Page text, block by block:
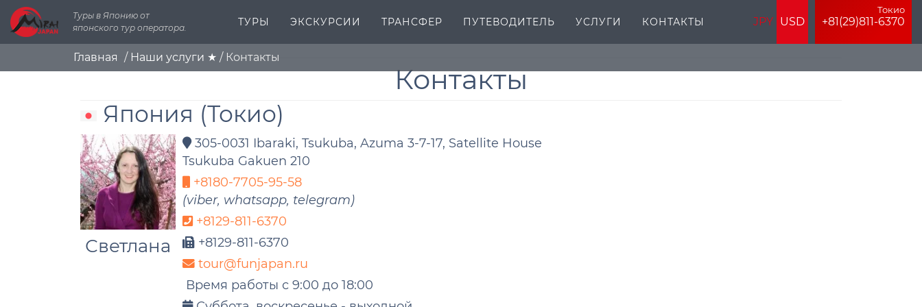
Туры в Японию от
японского тур оператора.
ТУРЫ ЭКСКУРСИИ ТРАНСФЕР ПУТЕВОДИТЕЛЬ УСЛУГИ КОНТАКТЫ JPY USD
Токио
+81(29)811-6370
Главная / Наши услуги ★ / Контакты
Контакты
Япония (Токио)
Светлана
305-0031 Ibaraki, Tsukuba, Azuma 3-7-17, Satellite House
Tsukuba Gakuen 210
+8180-7705-95-58
(viber, whatsapp, telegram)
+8129-811-6370
+8129-811-6370
tour@funjapan.ru
Время работы с 9:00 до 18:00